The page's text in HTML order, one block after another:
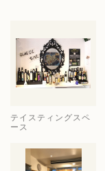
テイスティングスペ
ース